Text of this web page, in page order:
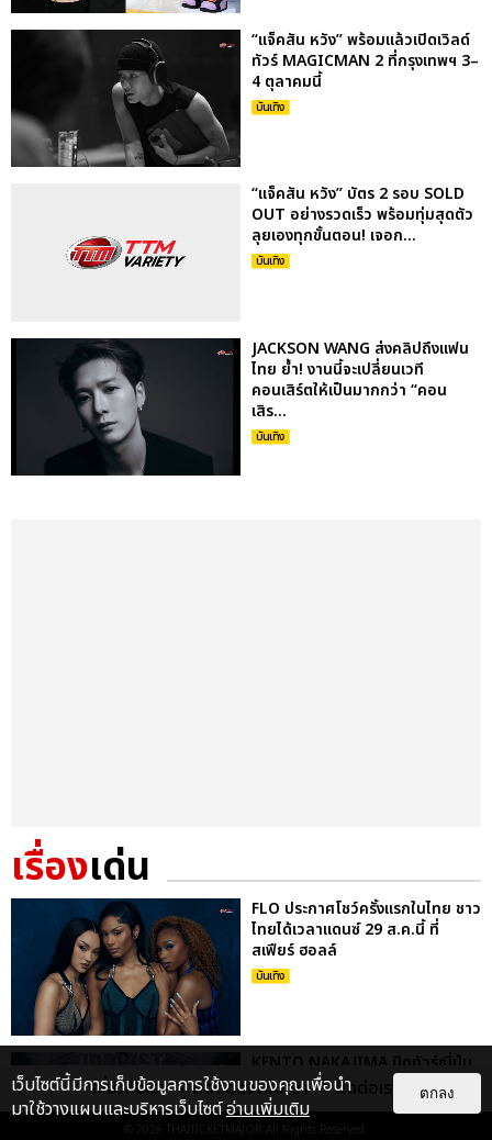
“แจ็คสัน หวัง” พร้อมแล้วเปิดเวิลด์
ทัวร์ MAGICMAN 2 ที่กรุงเทพฯ 3–
4 ตุลาคมนี้
บันเทิง
“แจ็คสัน หวัง” บัตร 2 รอบ SOLD
OUT อย่างรวดเร็ว พร้อมทุ่มสุดตัว
ลุยเองทุกขั้นตอน! เจอก...
บันเทิง
JACKSON WANG ส่งคลิปถึงแฟน
ไทย ย้ำ! งานนี้จะเปลี่ยนเวที
คอนเสิร์ตให้เป็นมากกว่า “คอน
เสิร...
บันเทิง
เรื่องเด่น
FLO ประกาศโชว์ครั้งแรกในไทย ชาว
ไทยได้เวลาแดนซ์ 29 ส.ค.นี้ ที่
สเฟียร์ ฮอลล์
บันเทิง
KENTO NAKAJIMA ปิดทัวร์ญี่ปุ่น
27 รอบสุดประทับใจ พร้อมเจอแฟน
ชาวไทย 5-6 ก.ย. นี้
บันเทิง
เกี่ยวกับเรา ติดต่อลงโฆษณา ติดต่อเรา
© 2026 THAITICKETMAJOR All Rights Reserved.
เว็บไซต์นี้มีการเก็บข้อมูลการใช้งานของคุณเพื่อนำ
มาใช้วางแผนและบริหารเว็บไซต์อ่านเพิ่มเติม
ตกลง